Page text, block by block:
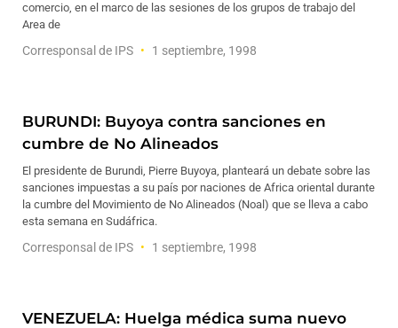
comercio, en el marco de las sesiones de los grupos de trabajo del
Area de
Corresponsal de IPS 1 septiembre, 1998
BURUNDI: Buyoya contra sanciones en
cumbre de No Alineados
El presidente de Burundi, Pierre Buyoya, planteará un debate sobre las
sanciones impuestas a su país por naciones de Africa oriental durante
la cumbre del Movimiento de No Alineados (Noal) que se lleva a cabo
esta semana en Sudáfrica.
Corresponsal de IPS 1 septiembre, 1998
VENEZUELA: Huelga médica suma nuevo